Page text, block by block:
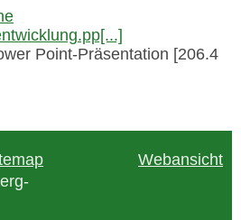
Point-Präsentation [206.4
Webansicht